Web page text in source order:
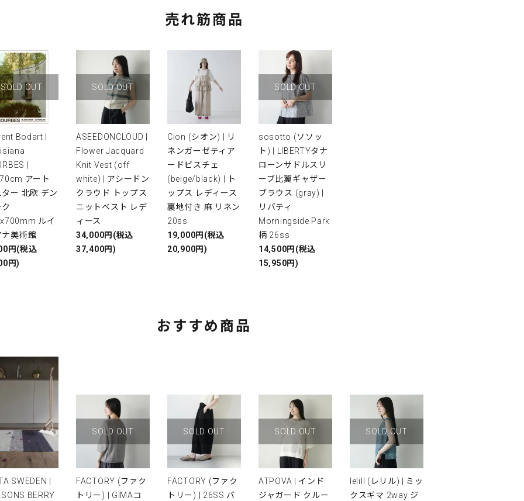
売れ筋商品
SOLD OUT
Bodart |
|
アート
ー 北欧 デン
ルイ
ナ美術館
円(税込
円)
SOLD OUT
ASEEDONCLOUD |
Flower Jacquard
Knit Vest (off
white) | アシードン
クラウド トップス
ニットベスト レデ
ィース
34,000円(税込
37,400円)
Cion (シオン) | リ
ネンガーゼティア
ードビスチェ
(beige/black) | ト
ップス レディース
裏地付き 麻 リネン
20ss
19,000円(税込
20,900円)
SOLD OUT
sosotto (ソソッ
ト) | LIBERTYタナ
ローンサドルスリ
ーブ比翼ギャザー
ブラウス (gray) |
リバティ
Morningside Park
柄 26ss
14,500円(税込
15,950円)
おすすめ商品
SWEDEN |
BERRY
SOLD OUT
FACTORY (ファク
トリー) | GIMAコ
SOLD OUT
FACTORY (ファク
トリー) | 26SS バ
SOLD OUT
ATPOVA | インド
ジャガード クルー
SOLD OUT
lelill (レリル) | ミッ
クスギマ 2way ジ